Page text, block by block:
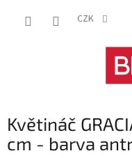
CZK
Květináč
cm - barva